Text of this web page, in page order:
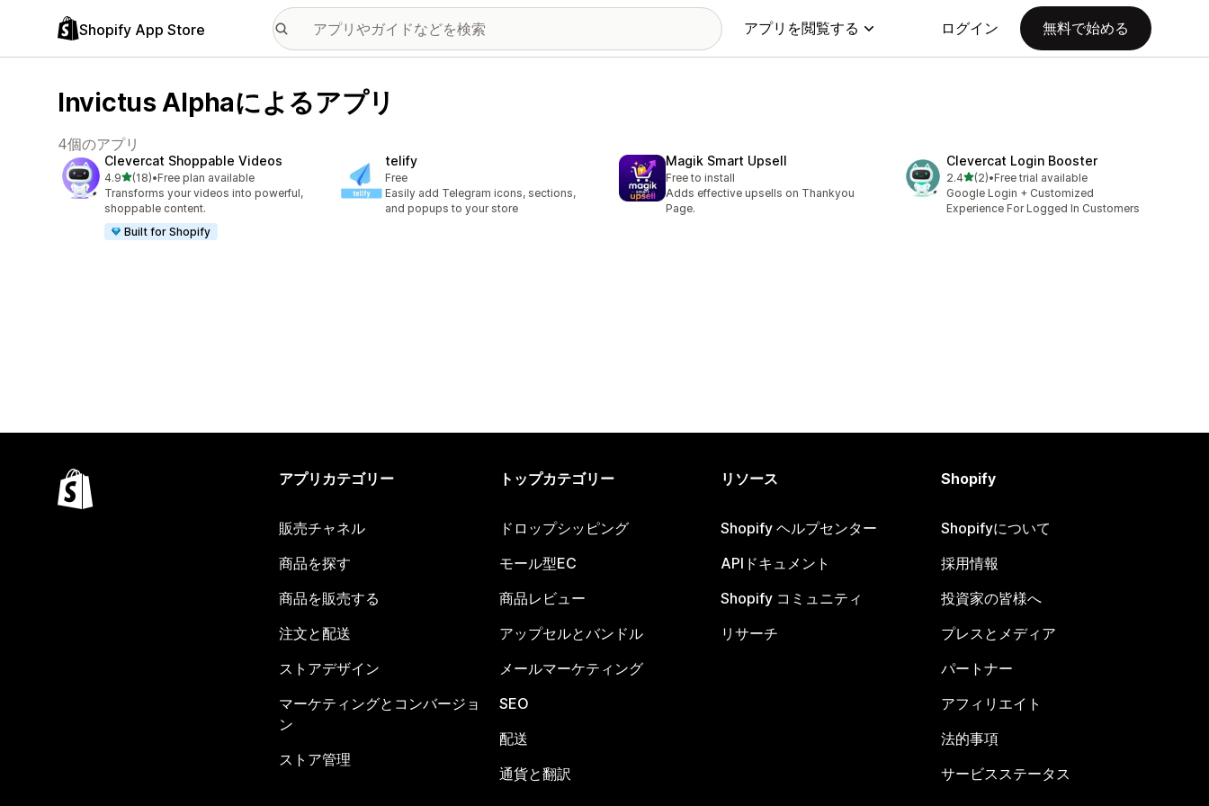
Shopify App Store アプリを閲覧する ログイン 無料で始める
Invictus Alphaによるアプリ
4個のアプリ
Clevercat Shoppable Videos
4.95つ星中
(18)
合計レビュー数：18件
•Free plan available
Transforms your videos into powerful,
shoppable content.
Built for Shopify
telify
Free
Easily add Telegram icons, sections,
and popups to your store
Magik Smart Upsell
Free to install
Adds effective upsells on Thankyou
Page.
Clevercat Login Booster
2.45つ星中
(2)
合計レビュー数：2件
•Free trial available
Google Login + Customized
Experience For Logged In Customers
アプリカテゴリー
販売チャネル
商品を探す
商品を販売する
注文と配送
ストアデザイン
マーケティングとコンバージョ
ン
ストア管理
トップカテゴリー
ドロップシッピング
モール型EC
商品レビュー
アップセルとバンドル
メールマーケティング
SEO
配送
通貨と翻訳
リソース
Shopify ヘルプセンター
APIドキュメント
Shopify コミュニティ
リサーチ
Shopify
Shopifyについて
採用情報
投資家の皆様へ
プレスとメディア
パートナー
アフィリエイト
法的事項
サービスステータス